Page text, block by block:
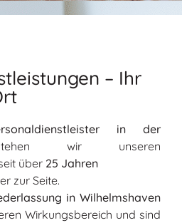
– Ihr
in der
wir unseren
über 25 Jahren
zur Seite.
in Wilhelmshaven
Wirkungsbereich und sind